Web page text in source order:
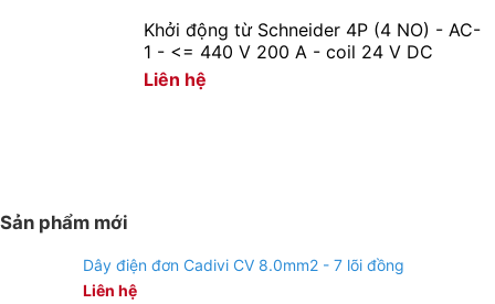
Khởi động từ Schneider 4P (4 NO) - AC-
1 - <= 440 V 200 A - coil 24 V DC
Liên hệ
Sản phẩm mới
Dây điện đơn Cadivi CV 8.0mm2 - 7 lõi đồng
Liên hệ